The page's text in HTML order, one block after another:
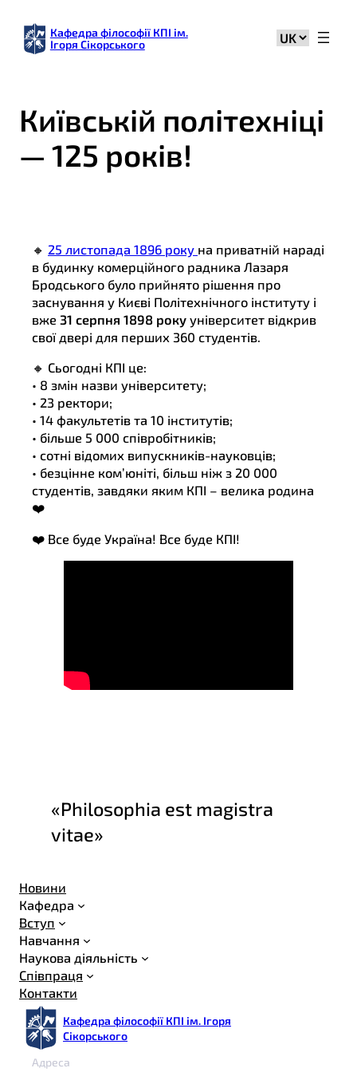
Кафедра філософії КПІ ім.
Ігоря Сікорського
Вибрати
Київській політехніці
— 125 років!
🔸 25 листопада 1896 року на приватній нараді
в будинку комерційного радника Лазаря
Бродського було прийнято рішення про
заснування у Києві Політехнічного інституту і
вже 31 серпня 1898 року університет відкрив
свої двері для перших 360 студентів.
🔸 Сьогодні КПІ це:
• 8 змін назви університету;
• 23 ректори;
• 14 факультетів та 10 інститутів;
• більше 5 000 співробітників;
• сотні відомих випускників-науковців;
• безцінне ком’юніті, більш ніж з 20 000
студентів, завдяки яким КПІ – велика родина
❤️
❤️ Все буде Україна! Все буде КПІ!
«Philosophia est magistra
vitae»
Новини
Кафедра
Вступ
Навчання
Наукова діяльність
Співпраця
Контакти
Кафедра філософії КПІ ім. Ігоря
Сікорського
Адреса